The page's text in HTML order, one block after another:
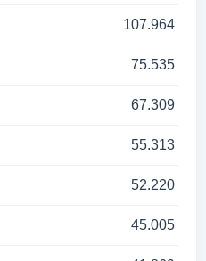
107.964
75.535
67.309
55.313
52.220
45.005